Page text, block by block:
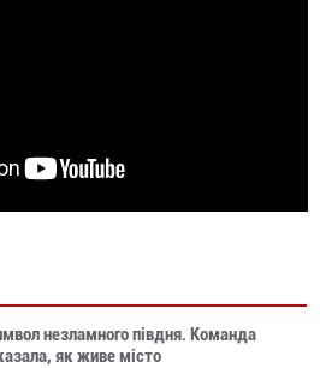
незламного півдня. Команда
як живе місто